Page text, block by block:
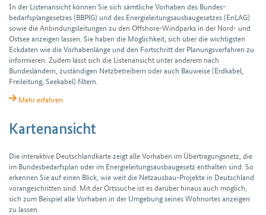
In der Listenansicht können Sie sich sämtliche Vorhaben des Bundes­
bedarfsplan­gesetzes (BBPlG) und des Energieleitungs­ausbau­gesetzes (EnLAG)
sowie die Anbindungs­leitungen zu den Offshore-Windparks in der Nord- und
Ostsee anzeigen lassen. Sie haben die Möglichkeit, sich über die wichtigsten
Eckdaten wie die Vorhabenlänge und den Fortschritt der Planungs­verfahren zu
informieren. Zudem lässt sich die Listenansicht unter anderem nach
Bundesländern, zuständigen Netzbetreibern oder auch Bauweise (Erdkabel,
Freileitung, Seekabel) filtern.
Mehr erfahren
Kartenansicht
Die interaktive Deutschland­karte zeigt alle Vorhaben im Übertragungs­netz, die
im Bundes­bedarfs­plan oder im Energie­leitungs­ausbau­gesetz ent­halten sind. So
erkennen Sie auf einen Blick, wie weit die Netzausbau-Projekte in Deutschland
voran­geschritten sind. Mit der Ortssuche ist es darüber hinaus auch möglich,
sich zum Beispiel alle Vorhaben in der Umgebung seines Wohnortes anzeigen
zu lassen.